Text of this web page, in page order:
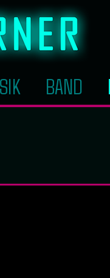
BAND